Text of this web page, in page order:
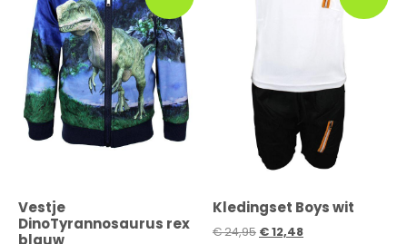
Vestje
DinoTyrannosaurus rex
blauw
Kledingset Boys wit
€24,95 €12,48